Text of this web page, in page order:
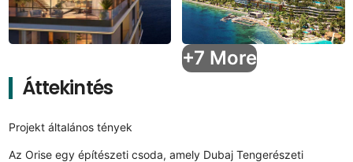
+7 More
Áttekintés
Projekt általános tények
Az Orise egy építészeti csoda, amely Dubaj Tengerészeti